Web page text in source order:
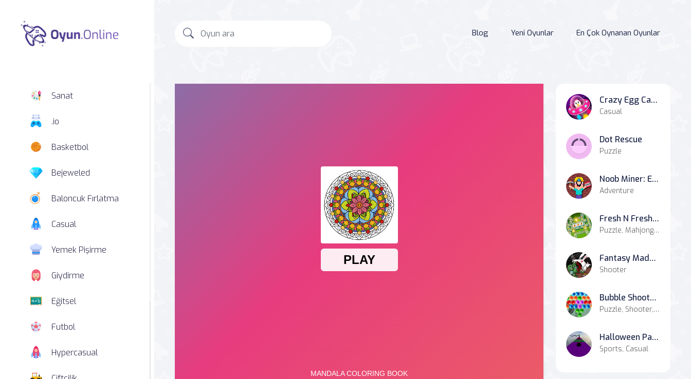
Sanat
.io
Basketbol
Bejeweled
Baloncuk Fırlatma
Casual
Yemek Pişirme
Giydirme
Eğitsel
Futbol
Hypercasual
Blog Yeni Oyunlar En Çok Oynanan Oyunlar
Crazy Egg Catch Endless
Casual
Dot Rescue
Puzzle
Noob Miner: Escape from Prison
Adventure
Fresh N Fresh Tiles
Puzzle, Mahjong & Connect, Match-3
Fantasy Madness
Shooter
Bubble Shooter Marbles
Puzzle, Shooter, Bejeweled, Bubble Shooter
Halloween Parkour
Sports, Casual